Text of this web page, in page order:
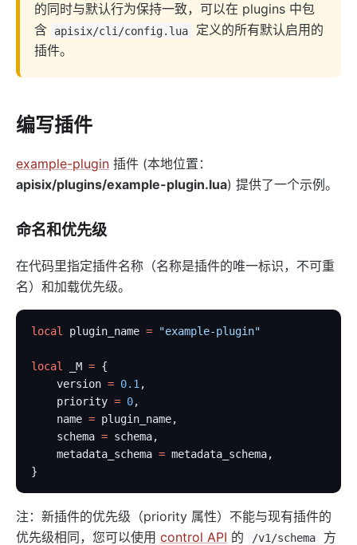
插件开发
调试模式
Others
集成服务发现注册中心
consul
nacos
控制面服务发现
PubSub
PubSub
Apache Kafka
redis
xRPC
的同时与默认行为保持一致，可以在 plugins 中包
含
apisix/cli/config.lua
定义的所有默认启用的
插件。
编写插件
example-plugin 插件 (本地位置：
apisix/plugins/example-plugin.lua) 提供了一个示例。
命名和优先级
在代码里指定插件名称（名称是插件的唯一标识，不可重
名）和加载优先级。
local plugin_name = "example-plugin"
local _M = {
    version
= 0.1 ,
    priority
= 0,
    name
= plugin_name,
    schema
= schema,
    metadata_schema
= metadata_schema,
}
注：新插件的优先级（priority 属性）不能与现有插件的
优先级相同，您可以使用 control API 的 /v1/schema
方